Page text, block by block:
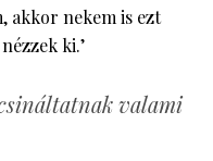
akkor nekem is ezt
ki.’
valami